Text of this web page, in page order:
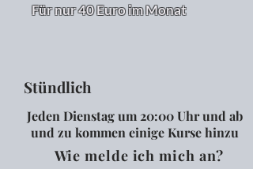
Für nur 40 Euro im Monat
Stündlich
Jeden Dienstag um 20:00 Uhr und ab
und zu kommen einige Kurse hinzu
Wie melde ich mich an?